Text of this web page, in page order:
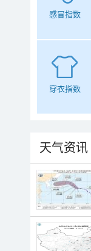
感冒指数
穿衣指数
天气资讯